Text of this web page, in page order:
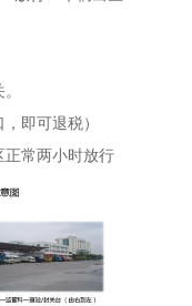
即可退税）
正常两小时放行